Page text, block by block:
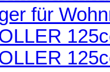
für